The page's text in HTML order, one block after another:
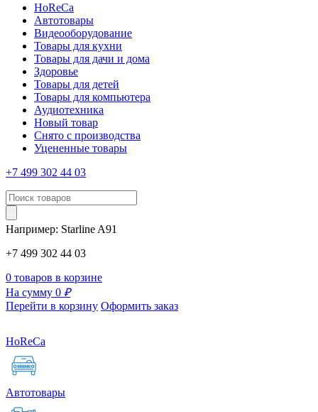
HoReCa
Автотовары
Видеооборудование
Товары для кухни
Товары для дачи и дома
Здоровье
Товары для детей
Товары для компьютера
Аудиотехника
Новый товар
Снято с производства
Уцененные товары
+7 499 302 44 03
Например: Starline A91
+7 499 302 44 03
0 товаров в корзине
На сумму 0 ₽
Перейти в корзину Оформить заказ
HoReCa
Автотовары